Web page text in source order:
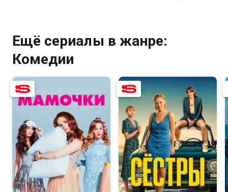
Ещё сериалы в жанре:
Комедии